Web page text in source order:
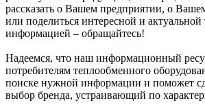
рассказать о Вашем предприятии, о
или поделиться интересной и актуальной
информацией – обращайтесь!
Надеемся, что наш информационный
потребителям теплообменного
поиске нужной информации и поможет
выбор бренда, устраивающий по